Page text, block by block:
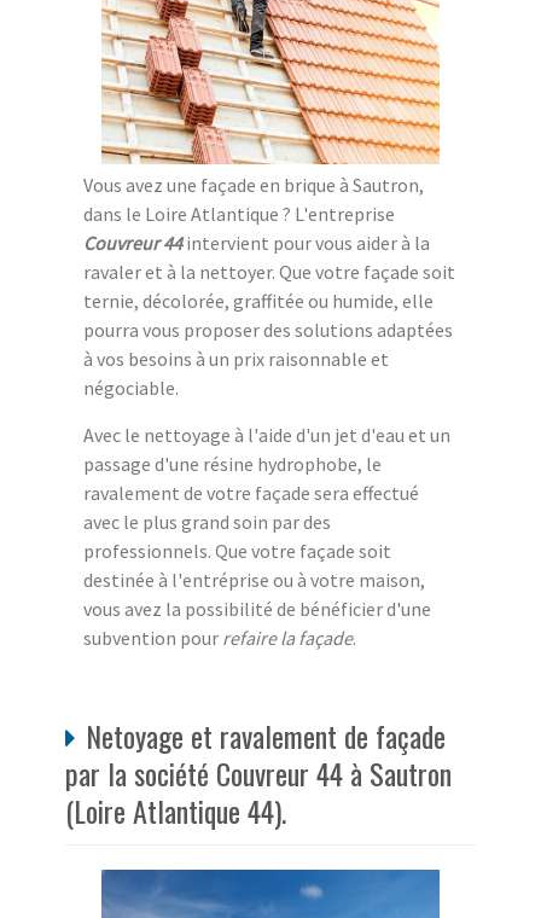
Vous avez une façade en brique à Sautron,
dans le Loire Atlantique ? L'entreprise
Couvreur 44intervient pour vous aider à la
ravaler et à la nettoyer. Que votre façade soit
ternie, décolorée, graffitée ou humide, elle
pourra vous proposer des solutions adaptées
à vos besoins à un prix raisonnable et
négociable.
Avec le nettoyage à l'aide d'un jet d'eau et un
passage d'une résine hydrophobe, le
ravalement de votre façade sera effectué
avec le plus grand soin par des
professionnels. Que votre façade soit
destinée à l'entréprise ou à votre maison,
vous avez la possibilité de bénéficier d'une
subvention pour refaire la façade.
Netoyage et ravalement de façade
par la société Couvreur 44 à Sautron
(Loire Atlantique 44).